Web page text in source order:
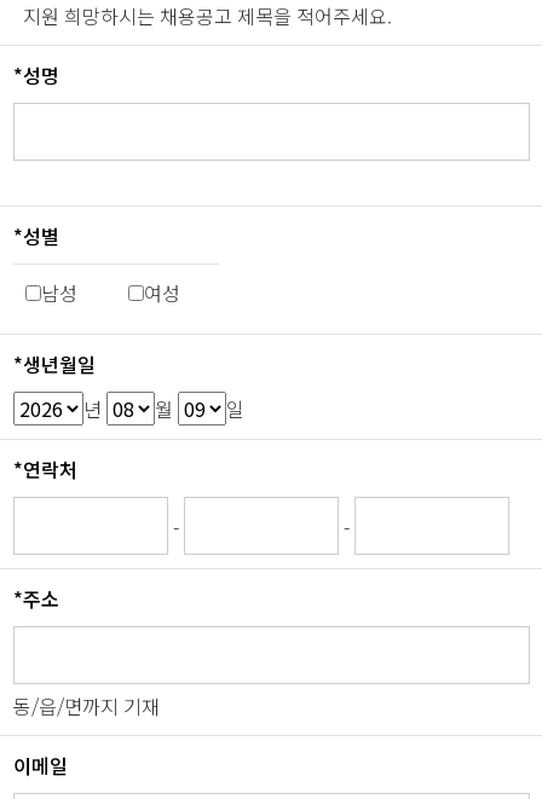
지원 희망하시는 채용공고 제목을 적어주세요.
*성명
*성별
남성
여성
*생년월일
년
월 일
*연락처
-
-
*주소
동/읍/면까지 기재
이메일